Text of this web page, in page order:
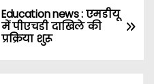
Education news : एमडीयू
में पीएचडी दाखिले की
प्रक्रिया शुरू